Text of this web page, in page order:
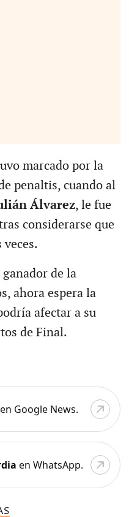
marcado por la
penaltis, cuando al
Álvarez, le fue
considerarse que
de la
ahora espera la
afectar a su
de Final.
en Google News.
en WhatsApp.